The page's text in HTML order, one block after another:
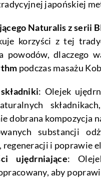
japońskiej
Naturalis z serii
korzyści z tej
powodów, dlaczego
podczas masażu
: Olejek
dobrana kompozycja
substancji
regeneracji i poprawie
ujędrniające:
aby